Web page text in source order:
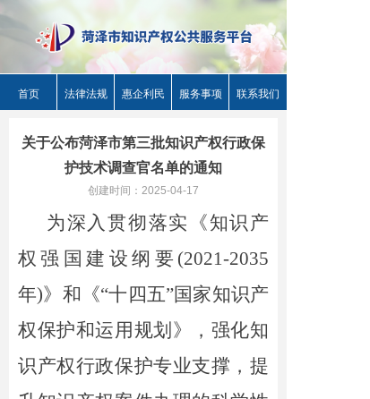
首页 法律法规 惠企利民 服务事项 联系我们
关于公布菏泽市第三批知识产权行政保
护技术调查官名单的通知
创建时间： 2025-04-17
为深 入贯彻落实《知识产
权强国建设纲要(2021-2035
年)》和《“十四五”国家知识产
权保护和运用规划》，强化知
识产权行政保护专业支撑，提